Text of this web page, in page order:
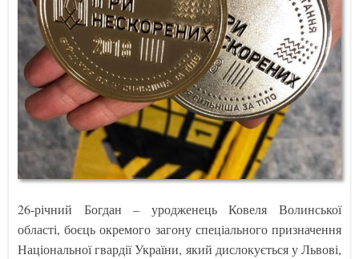
26-річний Богдан – уродженець Ковеля Волинської
області, боєць окремого загону спеціального призначення
Національної гвардії України, який дислокується у Львові,